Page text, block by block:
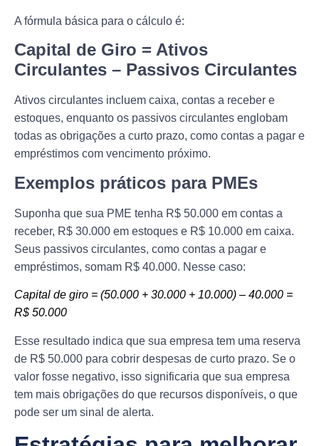
A fórmula básica para o cálculo é:
Capital de Giro = Ativos
Circulantes – Passivos Circulantes
Ativos circulantes incluem caixa, contas a receber e
estoques, enquanto os passivos circulantes englobam
todas as obrigações a curto prazo, como contas a pagar e
empréstimos com vencimento próximo.
Exemplos práticos para PMEs
Suponha que sua PME tenha R$ 50.000 em contas a
receber, R$ 30.000 em estoques e R$ 10.000 em caixa.
Seus passivos circulantes, como contas a pagar e
empréstimos, somam R$ 40.000. Nesse caso:
Capital de giro = (50.000 + 30.000 + 10.000) – 40.000 =
R$ 50.000
Esse resultado indica que sua empresa tem uma reserva
de R$ 50.000 para cobrir despesas de curto prazo. Se o
valor fosse negativo, isso significaria que sua empresa
tem mais obrigações do que recursos disponíveis, o que
pode ser um sinal de alerta.